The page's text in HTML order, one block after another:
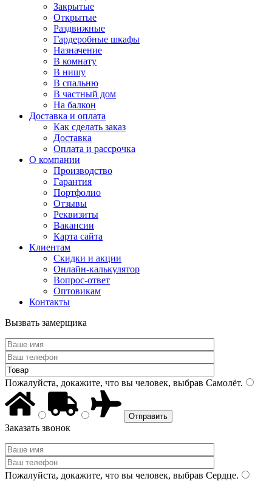
Закрытые
Открытые
Раздвижные
Гардеробные шкафы
Назначение
В комнату
В нишу
В спальню
В частный дом
На балкон
Доставка и оплата
Как сделать заказ
Доставка
Оплата и рассрочка
О компании
Производство
Гарантия
Портфолио
Отзывы
Реквизиты
Вакансии
Карта сайта
Клиентам
Скидки и акции
Онлайн-калькулятор
Вопрос-ответ
Оптовикам
Контакты
Вызвать замерщика
Пожалуйста, докажите, что вы человек, выбрав Самолёт.
Заказать звонок
Пожалуйста, докажите, что вы человек, выбрав Сердце.